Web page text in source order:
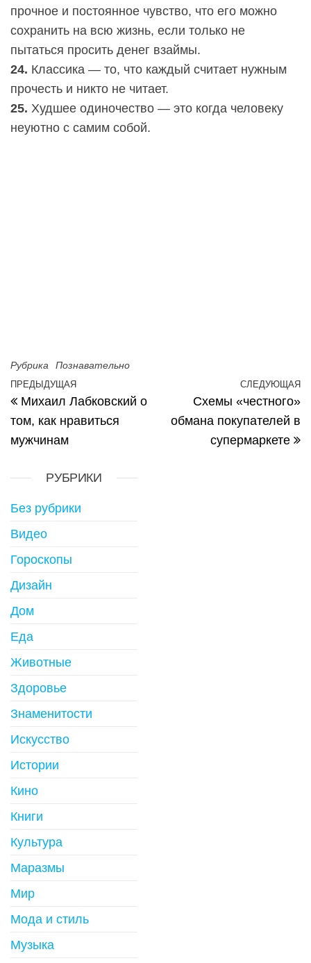
прочное и постоянное чувство, что его можно
сохранить на всю жизнь, если только не
пытаться просить денег взаймы.
24. Классика — то, что каждый считает нужным
прочесть и никто не читает.
25. Худшее одиночество — это когда человеку
неуютно с самим собой.
Рубрика Познавательно
Навигация по записям
Предыдущая запись
ПРЕДЫДУЩАЯ
Михаил Лабковский о
том, как нравиться
мужчинам
СЛЕДУЮЩАЯ
Схемы «честного»
обмана покупателей в
супермаркете
РУБРИКИ
Без рубрики
Видео
Гороскопы
Дизайн
Дом
Еда
Животные
Здоровье
Знаменитости
Искусство
Истории
Кино
Книги
Культура
Маразмы
Мир
Мода и стиль
Музыка